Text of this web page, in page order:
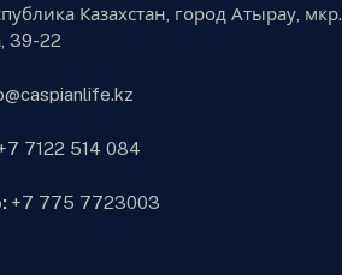
Казахстан, город Атырау, мкр.
39-22
7122 514 084
+7 775 7723003